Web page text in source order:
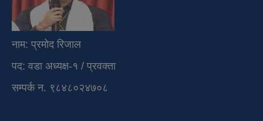
नाम: प्रमोद रिजाल
पद: वडा अध्यक्ष-१ / प्रवक्ता
सम्पर्क न. ९८४८०२४७०८